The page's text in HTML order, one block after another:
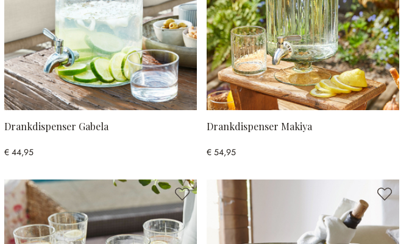
Drankdispenser Gabela
€ 44,95
Drankdispenser Makiya
€ 54,95